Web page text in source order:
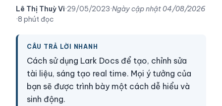
Lê Thị Thuỳ Vi·29/05/2023·Ngày cập nhật04/08/2026
·8 phút đọc
CÂU TRẢ LỜI NHANH
Cách sử dụng Lark Docs để tạo, chỉnh sửa
tài liệu, sáng tạo real time. Mọi ý tưởng của
bạn sẽ được trình bày một cách dễ hiểu và
sinh động.